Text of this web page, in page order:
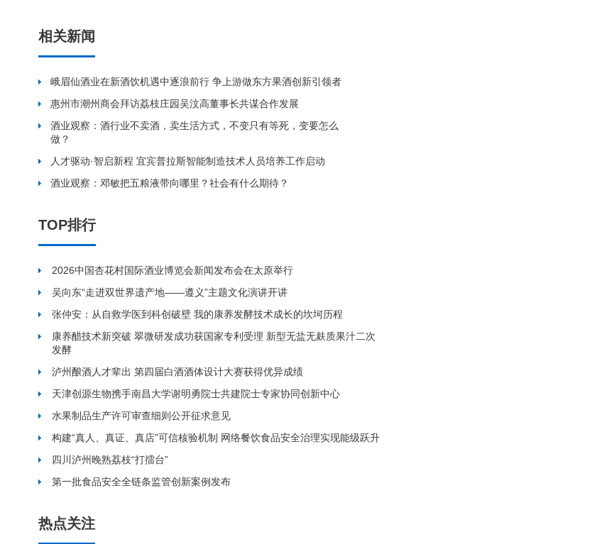
相关新闻
峨眉仙酒业在新酒饮机遇中逐浪前行 争上游做东方果酒创新引领者
惠州市潮州商会拜访荔枝庄园吴汶高董事长共谋合作发展
酒业观察：酒行业不卖酒，卖生活方式，不变只有等死，变要怎么
做？
人才驱动·智启新程 宜宾普拉斯智能制造技术人员培养工作启动
酒业观察：邓敏把五粮液带向哪里？社会有什么期待？
TOP排行
2026中国杏花村国际酒业博览会新闻发布会在太原举行
吴向东“走进双世界遗产地——遵义”主题文化演讲开讲
张仲安：从自救学医到科创破壁 我的康养发酵技术成长的坎坷历程
康养醋技术新突破 翠微研发成功获国家专利受理 新型无盐无麸质果汁二次
发酵
泸州酿酒人才辈出 第四届白酒酒体设计大赛获得优异成绩
天津创源生物携手南昌大学谢明勇院士共建院士专家协同创新中心
水果制品生产许可审查细则公开征求意见
构建“真人、真证、真店”可信核验机制 网络餐饮食品安全治理实现能级跃升
四川泸州晚熟荔枝“打擂台”
第一批食品安全全链条监管创新案例发布
热点关注